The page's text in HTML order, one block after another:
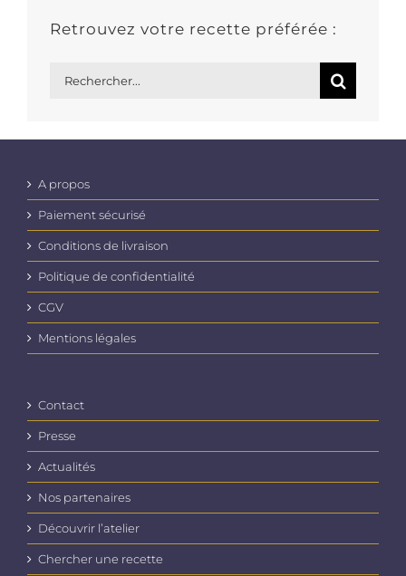
Retrouvez votre recette préférée :
A propos
Paiement sécurisé
Conditions de livraison
Politique de confidentialité
CGV
Mentions légales
Contact
Presse
Actualités
Nos partenaires
Découvrir l’atelier
Chercher une recette